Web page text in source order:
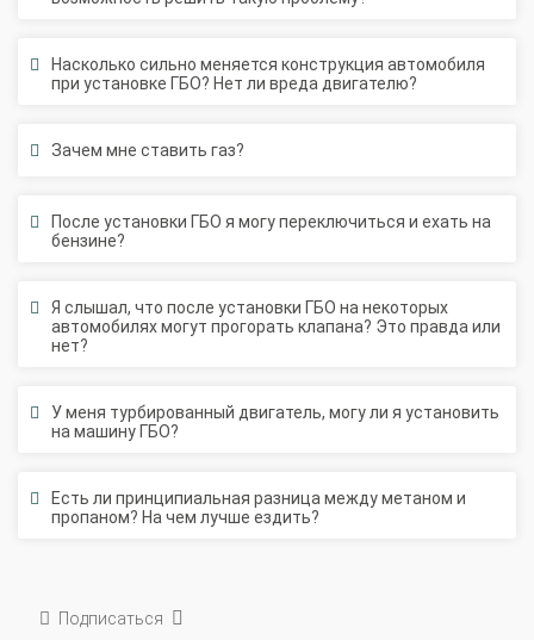
при установке ГБО? Нет ли вреда двигателю?
бензине?
автомобилях могут прогорать клапана? Это правда или
нет?
на машину ГБО?
пропаном? На чем лучше ездить?